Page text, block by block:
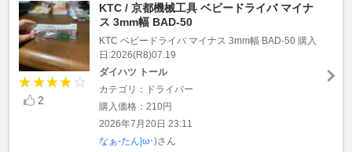
2
KTC / 京都機械工具 ベビードライバ マイナ
ス 3mm幅 BAD-50
KTC ベビードライバ マイナス 3mm幅 BAD-50 購入
日:2026(R8)07.19
ダイハツ トール
カテゴリ：ドライバー
購入価格：210円
2026年7月20日 23:11
なぁ-たん|ω･)さん